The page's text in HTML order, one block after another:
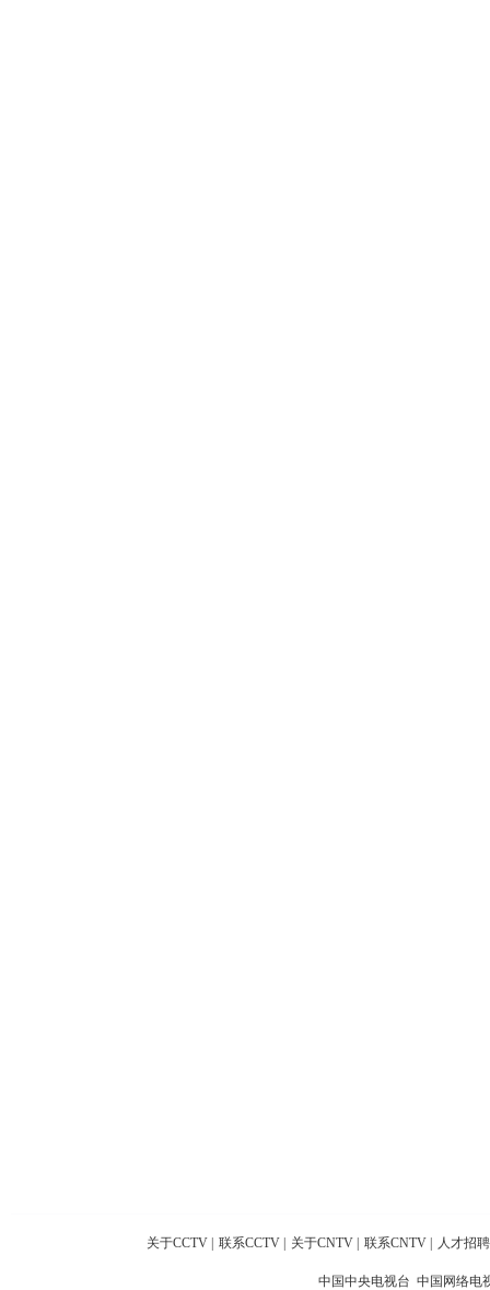
关于CCTV 联系CCTV 关于CNTV 联系CNTV 人才招聘
中国中央电视台 中国网络电